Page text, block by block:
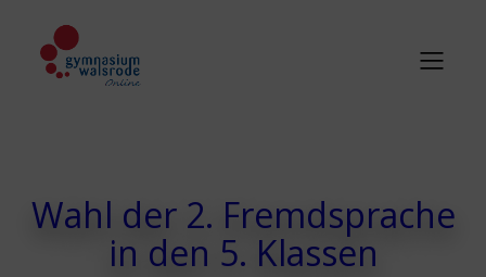
Wahl der 2. Fremdsprache
in den 5. Klassen